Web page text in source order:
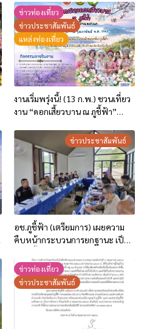
ข่าวท่องเที่ยว
ข่าวประชาสัมพันธ์
แหล่งท่องเที่ยว
งานเริ่มพรุ่งนี้! (13 ก.พ.) ชวนเที่ยว
งาน “ดอกเสี้ยวบาน ณ ภูชี้ฟ้า”
ข่าวประชาสัมพันธ์
อช.ภูชี้ฟ้า (เตรียมการ) เผยความ
คืบหน้ากระบวนการยกฐานะ เป็น
ก.ย.68 นี้
ข่าวท่องเที่ยว
ข่าวประชาสัมพันธ์